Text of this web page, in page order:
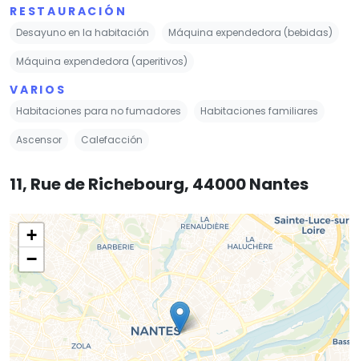
RESTAURACIÓN
Desayuno en la habitación Máquina expendedora (bebidas)
Máquina expendedora (aperitivos)
VARIOS
Habitaciones para no fumadores Habitaciones familiares
Ascensor Calefacción
11, Rue de Richebourg, 44000 Nantes
+
−